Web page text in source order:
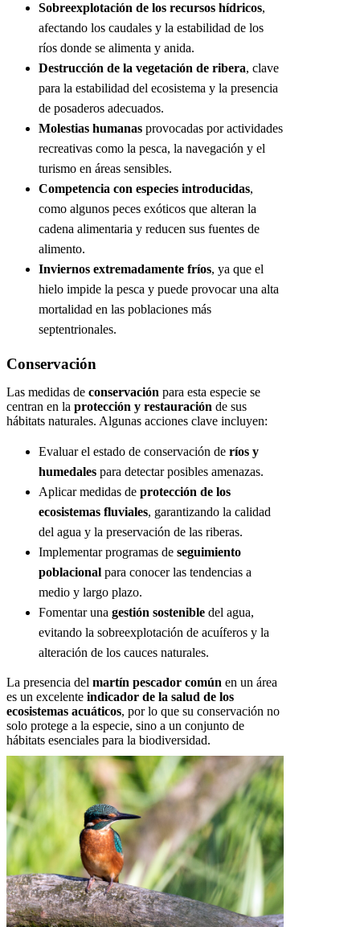
Sobreexplotación de los recursos hídricos,
afectando los caudales y la estabilidad de los
ríos donde se alimenta y anida.
Destrucción de la vegetación de ribera, clave
para la estabilidad del ecosistema y la presencia
de posaderos adecuados.
Molestias humanas provocadas por actividades
recreativas como la pesca, la navegación y el
turismo en áreas sensibles.
Competencia con especies introducidas,
como algunos peces exóticos que alteran la
cadena alimentaria y reducen sus fuentes de
alimento.
Inviernos extremadamente fríos, ya que el
hielo impide la pesca y puede provocar una alta
mortalidad en las poblaciones más
septentrionales.
Conservación
Las medidas de conservación para esta especie se
centran en la protección y restauración de sus
hábitats naturales. Algunas acciones clave incluyen:
Evaluar el estado de conservación de ríos y
humedales para detectar posibles amenazas.
Aplicar medidas de protección de los
ecosistemas fluviales, garantizando la calidad
del agua y la preservación de las riberas.
Implementar programas de seguimiento
poblacional para conocer las tendencias a
medio y largo plazo.
Fomentar una gestión sostenible del agua,
evitando la sobreexplotación de acuíferos y la
alteración de los cauces naturales.
La presencia del martín pescador común en un área
es un excelente indicador de la salud de los
ecosistemas acuáticos, por lo que su conservación no
solo protege a la especie, sino a un conjunto de
hábitats esenciales para la biodiversidad.